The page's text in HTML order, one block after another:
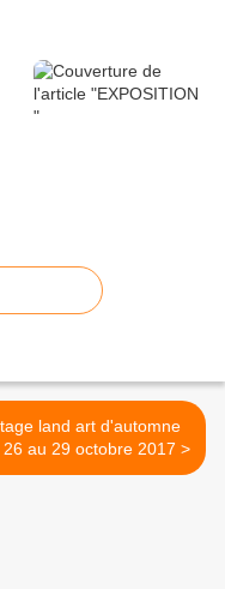
land art d'automne
du 26 au 29 octobre 2017 >